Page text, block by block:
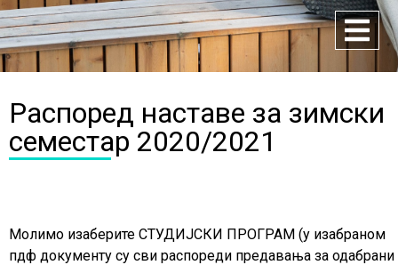
Распоред наставе за зимски
семестар 2020/2021
Молимо изаберите СТУДИЈСКИ ПРОГРАМ (у изабраном
пдф документу су сви распореди предавања за одабрани